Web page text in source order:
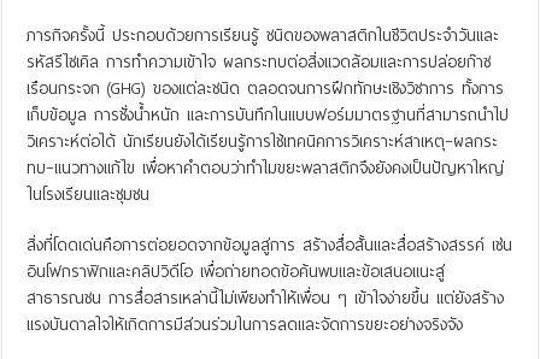
ภารกิจครั้งนี้ ประกอบด้วยการเรียนรู้ ชนิดของพลาสติกในชีวิตประจำวันและ
รหัสรีไซเคิล การทำความเข้าใจ ผลกระทบต่อสิ่งแวดล้อมและการปล่อยก๊าซ
เรือนกระจก (GHG) ของแต่ละชนิด ตลอดจนการฝึกทักษะเชิงวิชาการ ทั้งการ
เก็บข้อมูล การชั่งน้ำหนัก และการบันทึกในแบบฟอร์มมาตรฐานที่สามารถนำไป
วิเคราะห์ต่อได้ นักเรียนยังได้เรียนรู้การใช้เทคนิคการวิเคราะห์สาเหตุ–ผลกระ
ทบ–แนวทางแก้ไข เพื่อหาคำตอบว่าทำไมขยะพลาสติกจึงยังคงเป็นปัญหาใหญ่
ในโรงเรียนและชุมชน
สิ่งที่โดดเด่นคือการต่อยอดจากข้อมูลสู่การ สร้างสื่อสั้นและสื่อสร้างสรรค์ เช่น
อินโฟกราฟิกและคลิปวิดีโอ เพื่อถ่ายทอดข้อค้นพบและข้อเสนอแนะสู่
สาธารณชน การสื่อสารเหล่านี้ไม่เพียงทำให้เพื่อน ๆ เข้าใจง่ายขึ้น แต่ยังสร้าง
แรงบันดาลใจให้เกิดการมีส่วนร่วมในการลดและจัดการขยะอย่างจริงจัง